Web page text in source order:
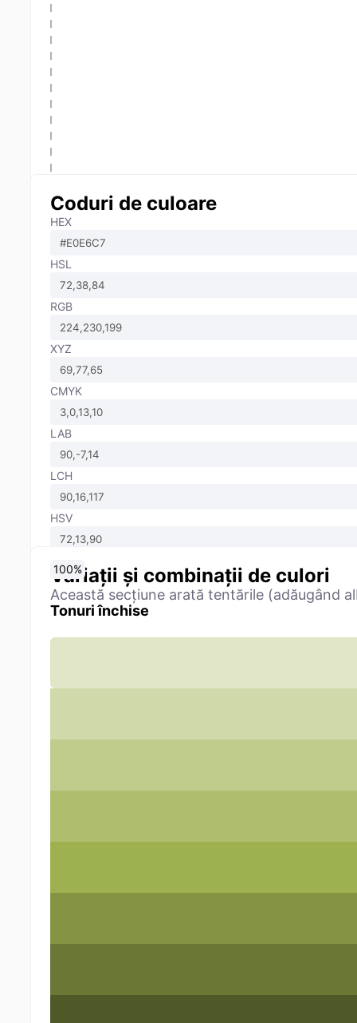
Coduri de culoare
HEX
HSL
RGB
XYZ
CMYK
LAB
LCH
HSV
Variații și combinații de culori
Această secțiune arată tentările (adăugând
Tonuri închise
0%
10%
20%
30%
40%
50%
60%
70%
80%
90%
100%